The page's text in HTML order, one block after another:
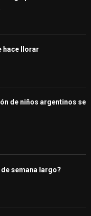
hace llorar
de niños argentinos se
semana largo?